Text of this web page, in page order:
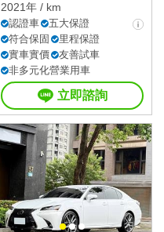
2021年 / km
認證車
五大保證
符合保固
里程保證
實車實價
友善試車
非多元化營業用車
立即諮詢